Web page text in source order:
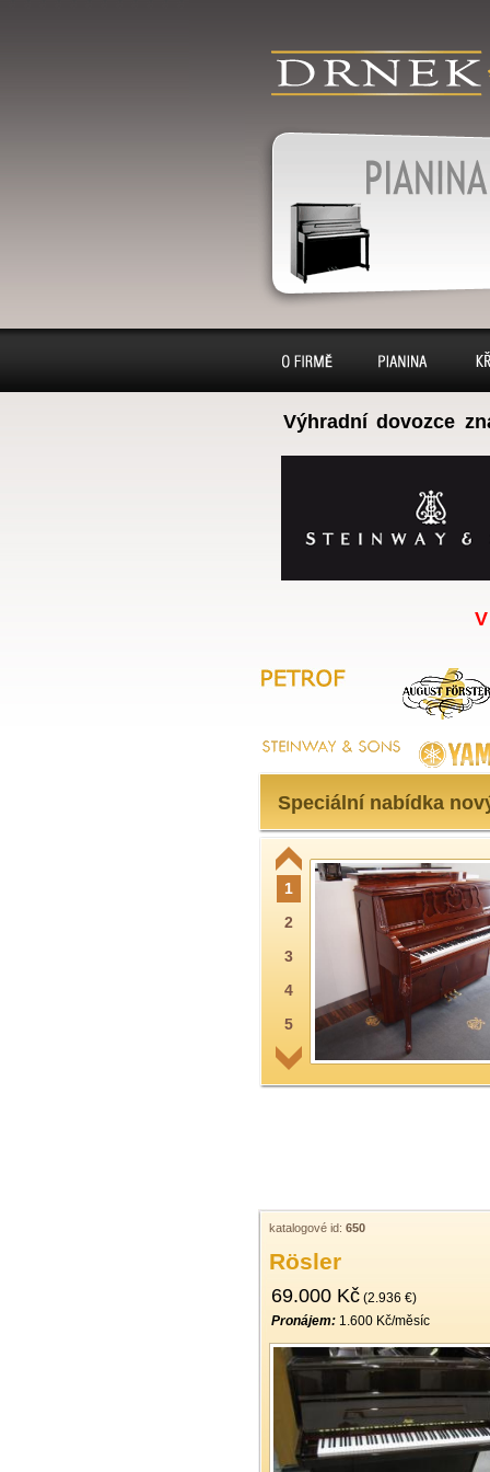
klavír, klavíry,
pianino,
výkup,
Výhradní dovozce
Speciální nabídka
1
2
3
4
5
6
7
11
12
13
14
15
16
17
18
katalogové id: 650
Rösler
69.000 Kč(2.936 €)
Pronájem:1.600 Kč/měsíc
O firmě Pianina